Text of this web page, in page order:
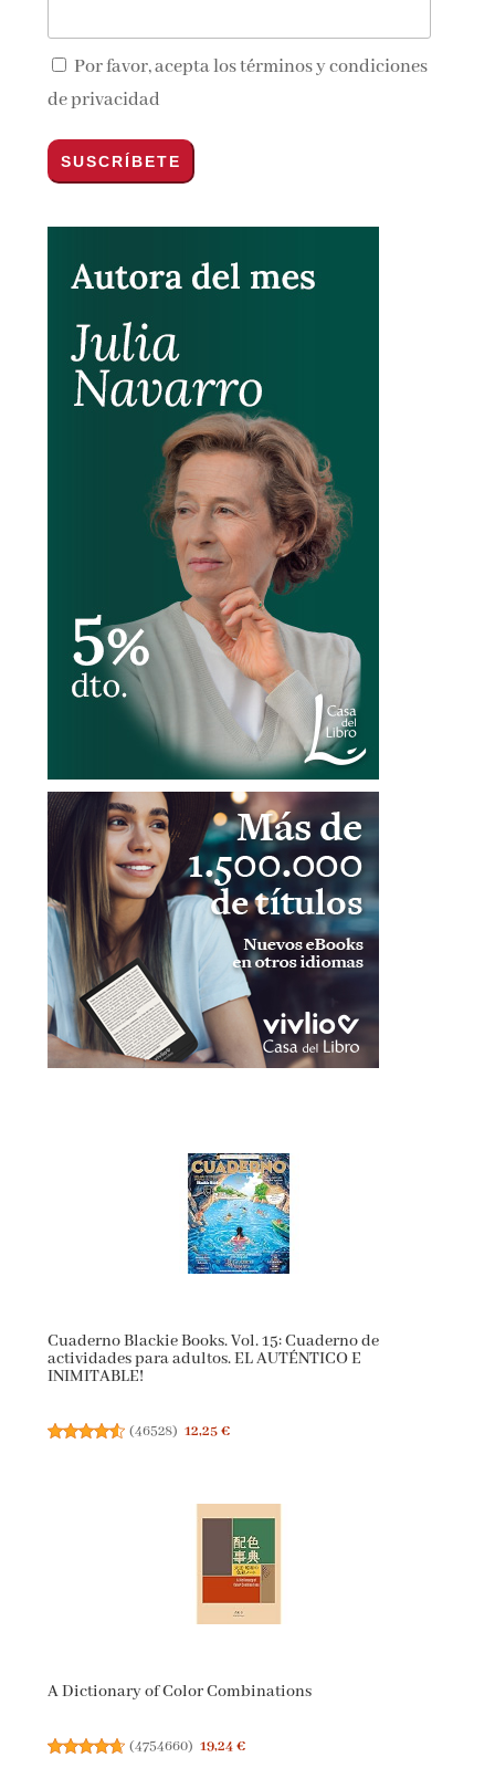
Por favor, acepta lostérminos y condiciones
de privacidad
Cuaderno Blackie Books. Vol. 15: Cuaderno de
actividades para adultos. EL AUTÉNTICO E
INIMITABLE!
(46528) 12,25 €
A Dictionary of Color Combinations
(4754660) 19,24 €